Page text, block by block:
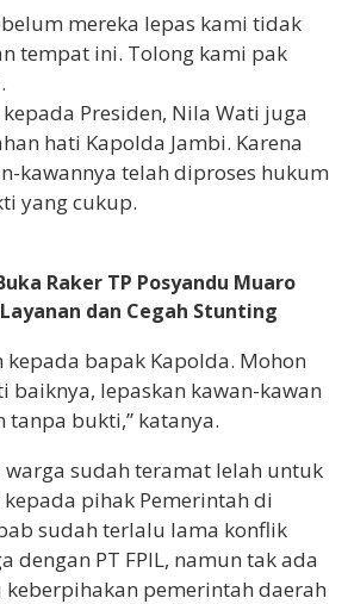
mereka lepas kami tidak
tempat ini. Tolong kami pak
Presiden, Nila Wati juga
hati Kapolda Jambi. Karena
kawannya telah diproses hukum
yang cukup.
Raker TP Posyandu Muaro
dan Cegah Stunting
kepada bapak Kapolda. Mohon
baiknya, lepaskan kawan-kawan
tanpa bukti,” katanya.
sudah teramat lelah untuk
pihak Pemerintah di
sudah terlalu lama konflik
dengan PT FPIL, namun tak ada
keberpihakan pemerintah daerah